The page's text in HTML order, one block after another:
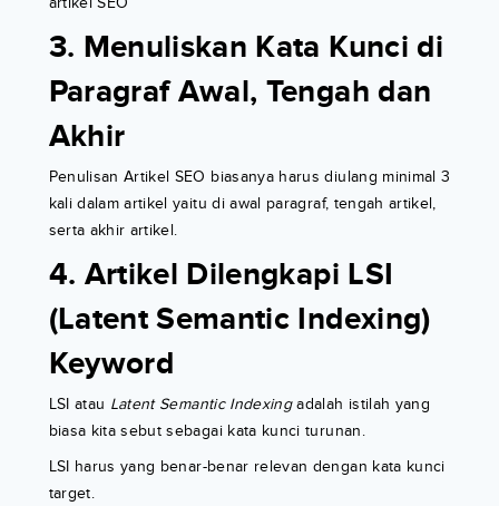
3. Menuliskan Kata Kunci di
Paragraf Awal, Tengah dan
Akhir
Penulisan Artikel SEO biasanya harus diulang minimal 3
kali dalam artikel yaitu di awal paragraf, tengah artikel,
serta akhir artikel.
4. Artikel Dilengkapi LSI
(Latent Semantic Indexing)
Keyword
LSI atau Latent Semantic Indexingadalah istilah yang
biasa kita sebut sebagai kata kunci turunan.
LSI harus yang benar-benar relevan dengan kata kunci
target.